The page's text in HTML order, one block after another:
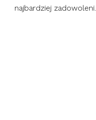
najbardziej zadowoleni.